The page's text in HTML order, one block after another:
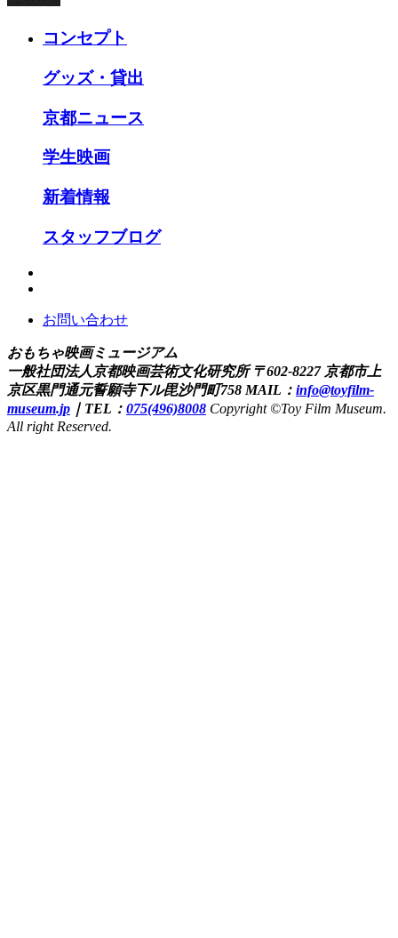
コンセプト
グッズ・貸出
京都ニュース
学生映画
新着情報
スタッフブログ
お問い合わせ
おもちゃ映画ミュージアム
一般社団法人京都映画芸術文化研究所 〒602-8227 京都市上
京区黒門通元誓願寺下ル毘沙門町758 MAIL： info@toyfilm-
museum.jp ｜ TEL： 075(496)8008 Copyright ©Toy Film Museum.
All right Reserved.